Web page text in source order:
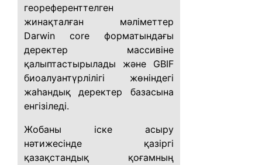
геореференттелген
жинақталған мәліметтер
Darwin core форматындағы
деректер массивіне
қалыптастырылады және GBIF
биоалуантүрлілігі жөніндегі
жаһандық деректер базасына
енгізіледі.
Жобаны іске асыру
нәтижесінде қазіргі
қазақстандық қоғамның